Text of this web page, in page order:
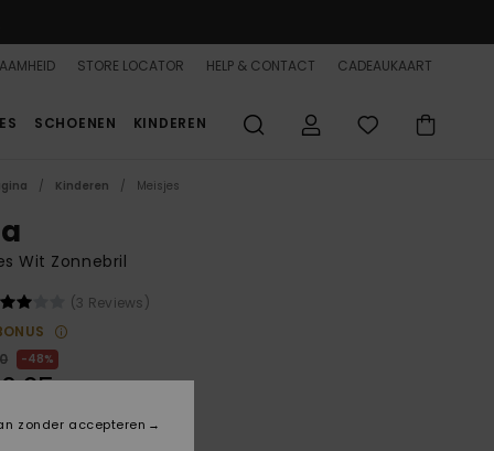
STORE LOCATOR HELP & CONTACT CADEAUKAART
SCHOENEN KINDEREN
Kinderen Meisjes
Wit Zonnebril
(3 Reviews)
48%
zonder accepteren